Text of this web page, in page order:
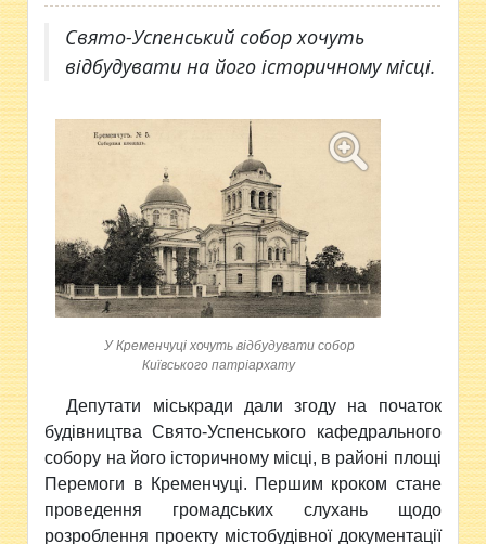
​Свято-Успенський собор хочуть
відбудувати на його історичному місці.
У Кременчуці хочуть відбудувати собор
Київського патріархату
Депутати міськради дали згоду на початок
будівництва Свято-Успенського кафедрального
собору на його історичному місці, в районі площі
Перемоги в Кременчуці. Першим кроком стане
проведення громадських слухань щодо
розроблення проекту містобудівної документації